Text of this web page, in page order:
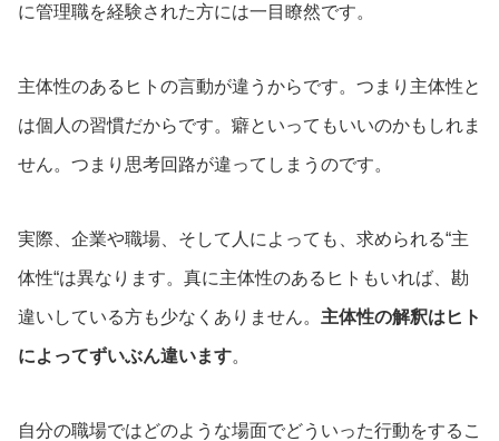
に管理職を経験された方には一目瞭然です。
主体性のあるヒトの言動が違うからです。つまり主体性と
は個人の習慣だからです。癖といってもいいのかもしれま
せん。つまり思考回路が違ってしまうのです。
実際、企業や職場、そして人によっても、求められる“主
体性“は異なります。真に主体性のあるヒトもいれば、勘
違いしている方も少なくありません。 主体性の解釈はヒト
によってずいぶん違います。
自分の職場ではどのような場面でどういった行動をするこ